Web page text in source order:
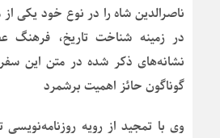
ناصرالدین شاه را در نوع خود یکی
در زمینه شناخت تاریخ، فرهنگ
نشانه‌های ذکر شده در متن این
گوناگون حائز اهمیت برشمرد
وی با تمجید از رویه روزنامه‌نویسی